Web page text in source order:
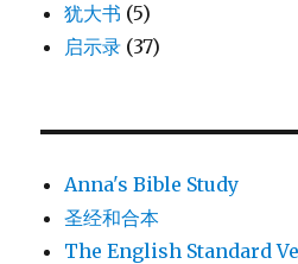
犹大书 (5)
启示录 (37)
Anna's Bible Study
圣经和合本
The English Standard